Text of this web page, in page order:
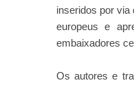
inseridos por via
europeus e
embaixadores
Os autores e